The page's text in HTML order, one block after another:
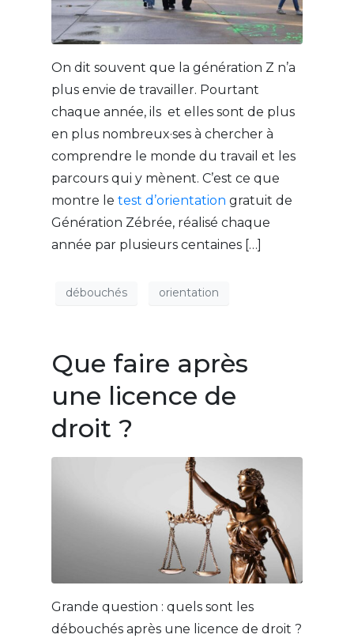
On dit souvent que la génération Z n’a
plus envie de travailler. Pourtant
chaque année, ils et elles sont de plus
en plus nombreux·ses à chercher à
comprendre le monde du travail et les
parcours qui y mènent. C’est ce que
montre le test d’orientation gratuit de
Génération Zébrée, réalisé chaque
année par plusieurs centaines […]
débouchés orientation
Que faire après
une licence de
droit ?
Grande question : quels sont les
débouchés après une licence de droit ?